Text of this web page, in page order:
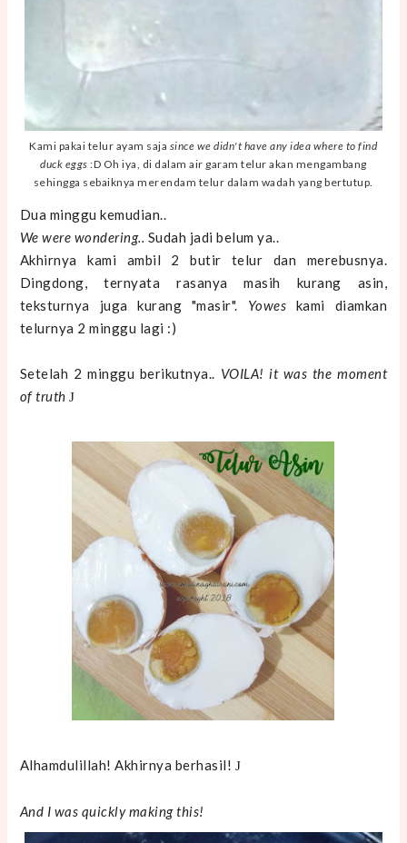
Kami pakai telur ayam saja since we didn't have any idea where to find
duck eggs:D Oh iya, di dalam air garam telur akan mengambang
sehingga sebaiknya merendam telur dalam wadah yang bertutup.
Dua minggu kemudian..
We were wondering.. Sudah jadi belum ya..
Akhirnya kami ambil 2 butir telur dan merebusnya.
Dingdong, ternyata rasanya masih kurang asin,
teksturnya juga kurang "masir". Yowes kami diamkan
telurnya 2 minggu lagi :)
Setelah 2 minggu berikutnya.. VOILA! it was the moment
of truth J
Alhamdulillah! Akhirnya berhasil! J
And I was quickly making this!